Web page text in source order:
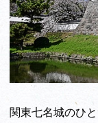
関東七名城のひ